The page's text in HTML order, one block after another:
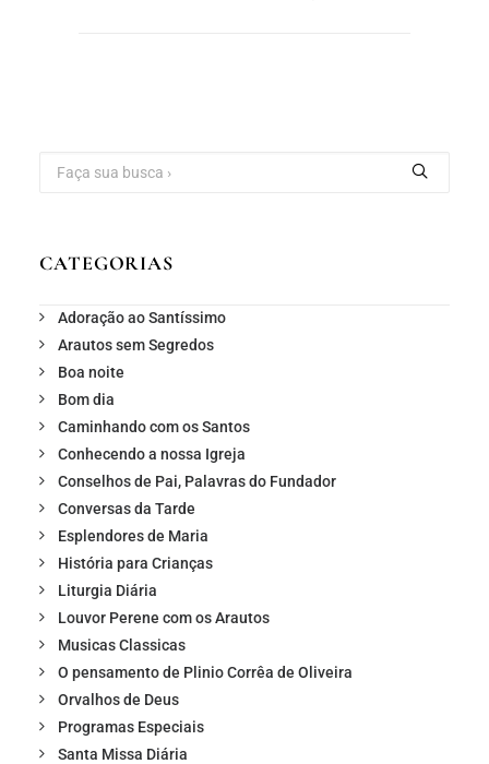
CATEGORIAS
Adoração ao Santíssimo
Arautos sem Segredos
Boa noite
Bom dia
Caminhando com os Santos
Conhecendo a nossa Igreja
Conselhos de Pai, Palavras do Fundador
Conversas da Tarde
Esplendores de Maria
História para Crianças
Liturgia Diária
Louvor Perene com os Arautos
Musicas Classicas
O pensamento de Plinio Corrêa de Oliveira
Orvalhos de Deus
Programas Especiais
Santa Missa Diária